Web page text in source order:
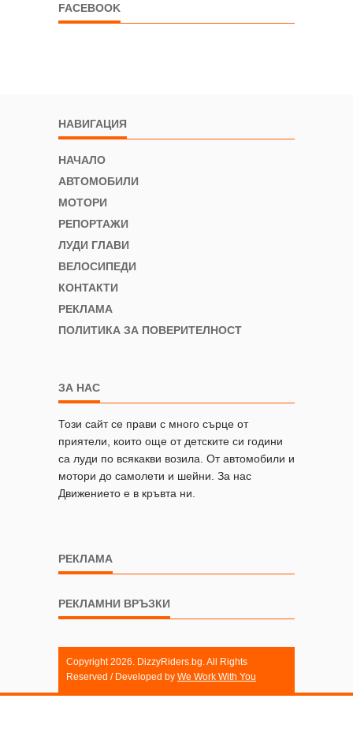
FACEBOOK
НАВИГАЦИЯ
НАЧАЛО
АВТОМОБИЛИ
МОТОРИ
РЕПОРТАЖИ
ЛУДИ ГЛАВИ
ВЕЛОСИПЕДИ
КОНТАКТИ
РЕКЛАМА
ПОЛИТИКА ЗА ПОВЕРИТЕЛНОСТ
ЗА НАС
Този сайт се прави с много сърце от
приятели, които още от детските си години
са луди по всякакви возила. От автомобили и
мотори до самолети и шейни. За нас
Движението е в кръвта ни.
РЕКЛАМА
РЕКЛАМНИ ВРЪЗКИ
Copyright 2026. DizzyRiders.bg. All Rights
Reserved / Developed by We Work With You